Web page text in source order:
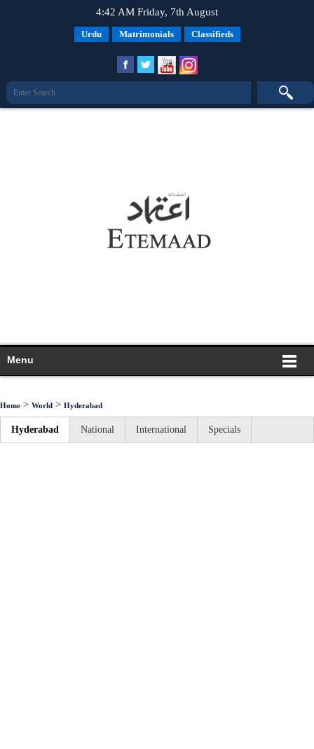
4:42 AM Friday, 7th August
Urdu Matrimonials Classifieds
Menu
Home > World > Hyderabad
Hyderabad National International Specials